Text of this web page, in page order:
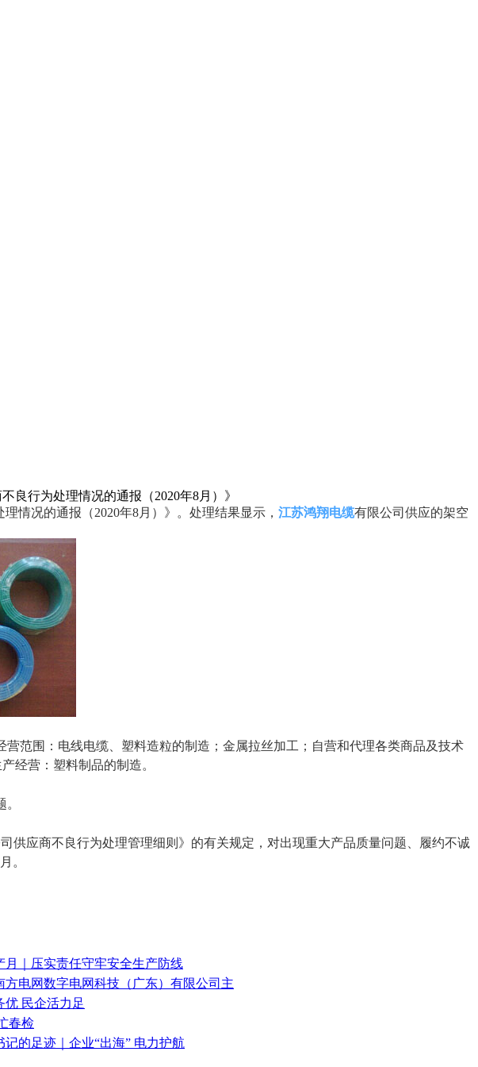
良行为处理情况的通报（2020年8月）》
情况的通报（2020年8月）》。处理结果显示， 江苏鸿翔电缆有限公司供应的架空
范围：电线电缆、塑料造粒的制造；金属拉丝加工；自营和代理各类商品及技术
经营：塑料制品的制造。
供应商不良行为处理管理细则》的有关规定，对出现重大产品质量问题、履约不诚
。
月｜压实责任守牢安全生产防线
方电网数字电网科技（广东）有限公司主
优 民企活力足
春检
记的足迹｜企业“出海” 电力护航